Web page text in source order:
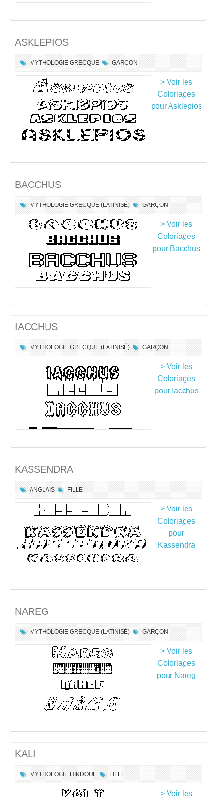
ASKLEPIOS
MYTHOLOGIE GRECQUE GARÇON
> Voir les
Coloriages
pour Asklepios
BACCHUS
MYTHOLOGIE GRECQUE (LATINISÉ) GARÇON
> Voir les
Coloriages
pour Bacchus
IACCHUS
MYTHOLOGIE GRECQUE (LATINISÉ) GARÇON
> Voir les
Coloriages
pour Iacchus
KASSENDRA
ANGLAIS FILLE
> Voir les
Coloriages
pour
Kassendra
NAREG
MYTHOLOGIE GRECQUE (LATINISÉ) GARÇON
> Voir les
Coloriages
pour Nareg
KALI
MYTHOLOGIE HINDOUE FILLE
> Voir les